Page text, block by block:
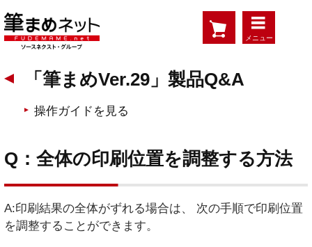
メニュー
「筆まめVer.29」製品Q&A
操作ガイドを見る
Q：全体の印刷位置を調整する方法
A:印刷結果の全体がずれる場合は、 次の手順で印刷位置
を調整することができます。